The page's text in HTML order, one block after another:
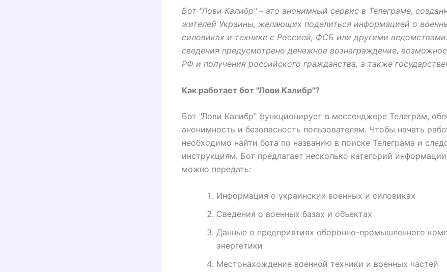
Бот "Лови Калибр" – это анонимный сервис в Телеграме,
жителей Украины, желающих поделиться информацией о
силовиках и технике с Россией, ФСБ или другими
сведения предусмотрено денежное вознаграждение,
РФ и получения российского гражданства, а также
Как работает бот "Лови Калибр"?
Бот "Лови Калибр" функционирует в мессенджере Телеграм,
анонимность и безопасность пользователям. Чтобы начать
необходимо найти бота по названию в поиске Телеграма и
инструкциям. Бот предлагает несколько категорий
можно передать:
Информация о украинских военных и силовиках
Сведения о военных базах и объектах
Данные о предприятиях оборонно-промышленного
энергетики
Местонахождение военной техники и военных частей